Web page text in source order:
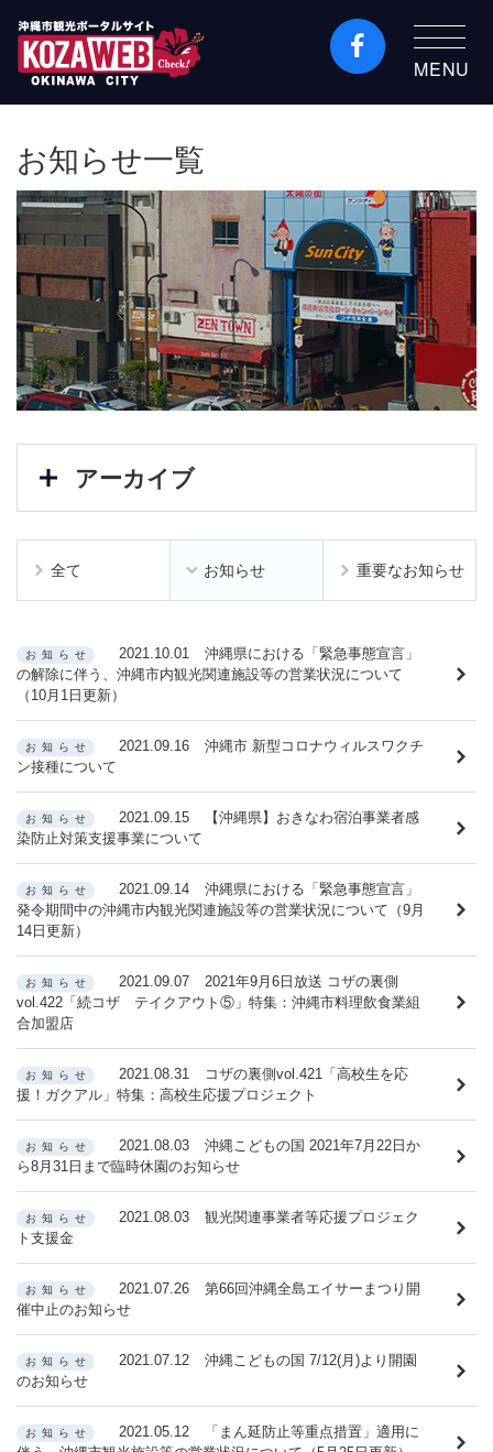
沖縄市観光ポータルコ
縄市コザの表も裏も楽
しむ
MENU
お知らせ一覧
アーカイブ
全て お知らせ 重要なお知らせ
お知らせ 2021.10.01
沖縄県における「緊急事態宣言」
の解除に伴う、沖縄市内観光関連施設等の営業状況について
（10月1日更新）
お知らせ 2021.09.16
沖縄市 新型コロナウィルスワクチ
ン接種について
お知らせ 2021.09.15
【沖縄県】おきなわ宿泊事業者感
染防止対策支援事業について
お知らせ 2021.09.14
沖縄県における「緊急事態宣言」
発令期間中の沖縄市内観光関連施設等の営業状況について（9月
14日更新）
お知らせ 2021.09.07
2021年9月6日放送 コザの裏側
vol.422「続コザ テイクアウト⑤」特集：沖縄市料理飲食業組
合加盟店
お知らせ 2021.08.31
コザの裏側vol.421「高校生を応
援！ガクアル」特集：高校生応援プロジェクト
お知らせ 2021.08.03
沖縄こどもの国 2021年7月22日か
ら8月31日まで臨時休園のお知らせ
お知らせ 2021.08.03
観光関連事業者等応援プロジェク
ト支援金
お知らせ 2021.07.26
第66回沖縄全島エイサーまつり開
催中止のお知らせ
お知らせ 2021.07.12
沖縄こどもの国 7/12(月)より開園
のお知らせ
お知らせ 2021.05.12
「まん延防止等重点措置」適用に